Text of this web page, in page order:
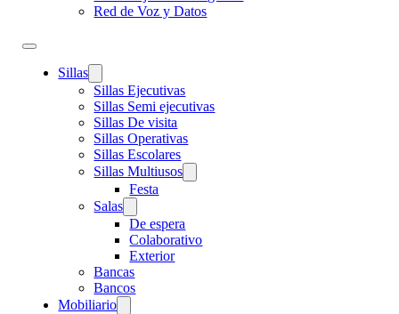
Red de Voz y Datos
Sillas
Sillas Ejecutivas
Sillas Semi ejecutivas
Sillas De visita
Sillas Operativas
Sillas Escolares
Sillas Multiusos
Festa
Salas
De espera
Colaborativo
Exterior
Bancas
Bancos
Mobiliario